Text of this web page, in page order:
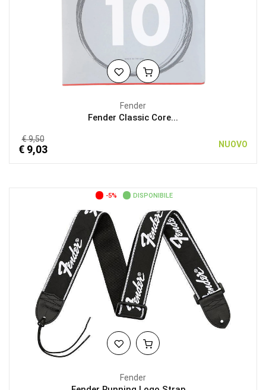
Fender
Fender Classic Core...
€ 9,50
€ 9,03 NUOVO
-5% DISPONIBILE
Fender